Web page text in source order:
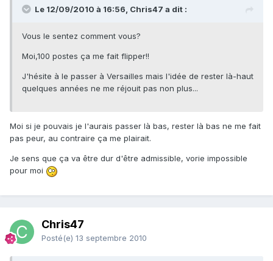
Le 12/09/2010 à 16:56, Chris47 a dit :
Vous le sentez comment vous?
Moi,100 postes ça me fait flipper!!
J'hésite à le passer à Versailles mais l'idée de rester là-haut
quelques années ne me réjouit pas non plus...
Moi si je pouvais je l'aurais passer là bas, rester là bas ne me fait
pas peur, au contraire ça me plairait.
Je sens que ça va être dur d'être admissible, vorie impossible
pour moi
Chris47
Posté(e) 13 septembre 2010